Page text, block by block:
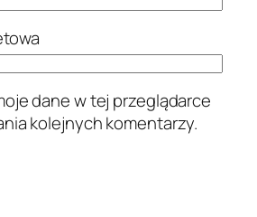
dane w tej przeglądarce
kolejnych komentarzy.